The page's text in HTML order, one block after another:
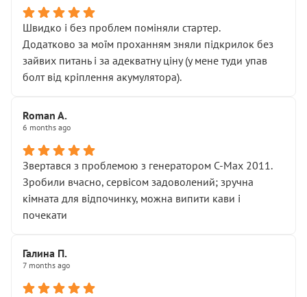
Швидко і без проблем поміняли стартер.
Додатково за моїм проханням зняли підкрилок без
зайвих питань і за адекватну ціну (у мене туди упав
болт від кріплення акумулятора).
Roman A.
6 months ago
Звертався з проблемою з генератором C-Max 2011.
Зробили вчасно, сервісом задоволений; зручна
кімната для відпочинку, можна випити кави і
почекати
Галина П.
7 months ago